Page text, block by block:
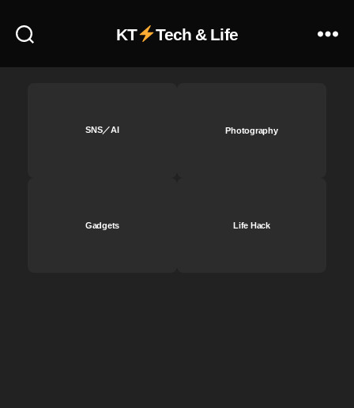
KT Tech & Life
SNS／AI Photography
Gadgets Life Hack